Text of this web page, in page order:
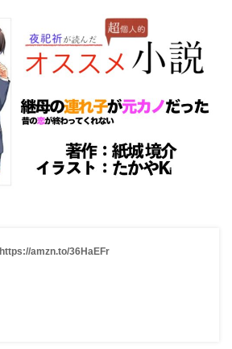
https://amzn.to/36HaEFr